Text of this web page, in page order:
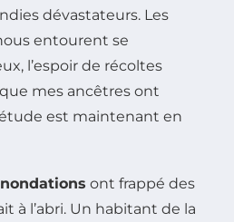
dévastateurs. Les
entourent se
l’espoir de récoltes
mes ancêtres ont
est maintenant en
ont frappé des
à l’abri. Un habitant de la